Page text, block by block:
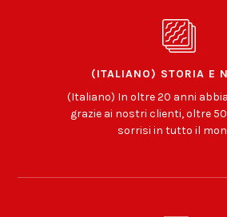
(ITALIANO) STORIA E
(Italiano) In oltre 20 anni
grazie ai nostri clienti, oltre
sorrisi in tutto il